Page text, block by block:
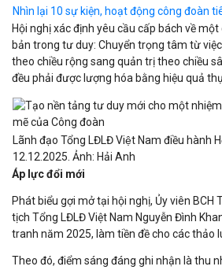
Nhìn lại 10 sự kiện, hoạt động công đoàn
Hội nghị xác định yêu cầu cấp bách về
bản trong tư duy: Chuyển trọng tâm từ
theo chiều rộng sang quản trị theo chiều
đều phải được lượng hóa bằng hiệu quả
Lãnh đạo Tổng LĐLĐ Việt Nam điều hành
12.12.2025. Ảnh: Hải Anh
Áp lực đổi mới
Phát biểu gợi mở tại hội nghị, Ủy viên BCH
tịch Tổng LĐLĐ Việt Nam Nguyễn Đình
tranh năm 2025, làm tiền đề cho các thảo
Theo đó, điểm sáng đáng ghi nhận là thu